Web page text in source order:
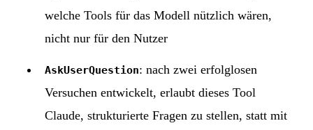
welche Tools für das Modell nützlich wären,
nicht nur für den Nutzer
AskUserQuestion: nach zwei erfolglosen
Versuchen entwickelt, erlaubt dieses Tool
Claude, strukturierte Fragen zu stellen, statt mit